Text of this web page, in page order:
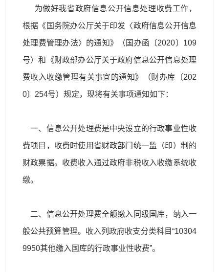
为做好我省政府信息公开信息处理收费工作，
根据《国务院办公厅关于印发〈政府信息公开信息
处理费管理办法〉的通知》（国办函〔2020〕109
号）和《财政部办公厅关于政府信息公开信息处理
费收入收缴管理有关事宜的通知》（财办库〔202
0〕254号）规定，现将有关事项通知如下：
一、信息公开处理费是中央设立的行政事业性收
费项目，收费时使用省财政部门统一监（印）制的
财政票据。收费收入通过政府非税收入收缴系统收
缴。
二、信息公开处理费全额缴入同级国库，纳入一
般公共预算管理。收入列政府收支分类科目“10304
9950其他缴入国库的行政事业性收费”。